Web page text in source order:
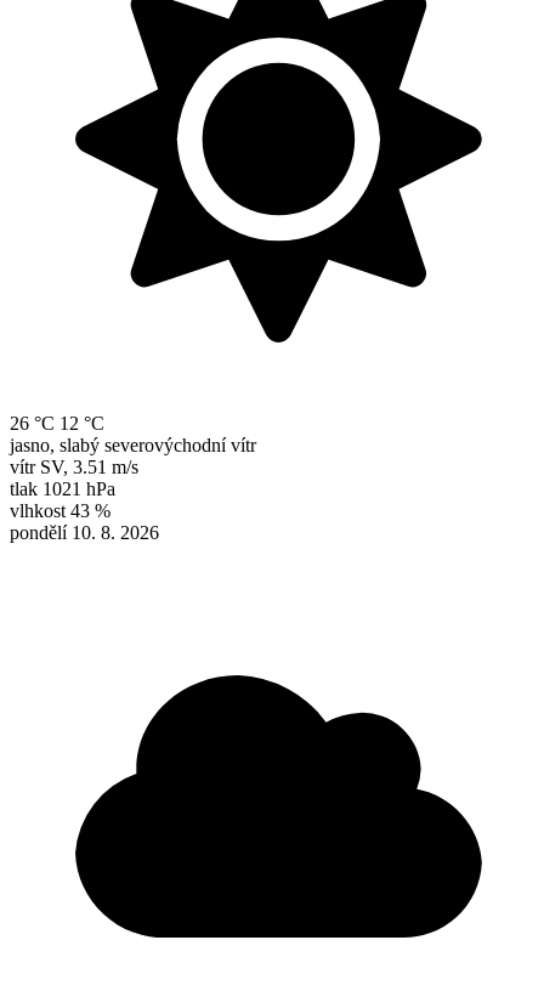
26 °C 12 °C
jasno, slabý severovýchodní vítr
vítr SV, 3.51 m/s
tlak 1021 hPa
vlhkost 43 %
pondělí 10. 8. 2026